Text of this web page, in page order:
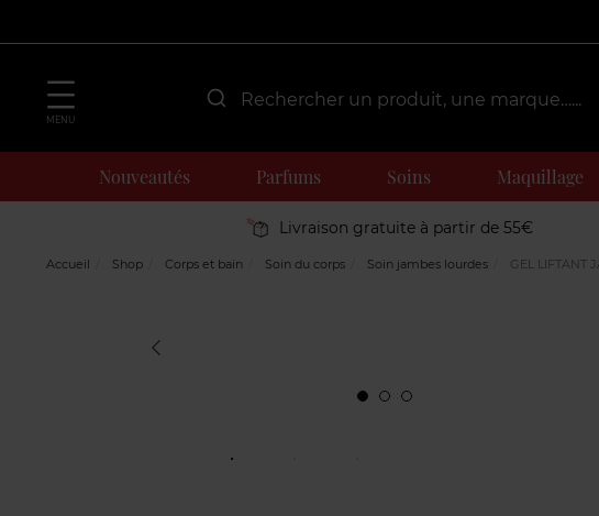
MENU
Nouveautés Parfums Soins Maquillage
Livraison gratuite à partir de 55€
Accueil Shop Corps et bain Soin du corps Soin jambes lourdes GEL LIFTANT